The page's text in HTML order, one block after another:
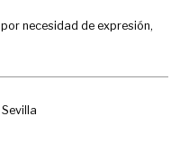
necesidad de expresión,